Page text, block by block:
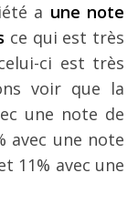
a une note
ce qui est très
ci est très
voir que la
une note de
avec une note
11% avec une